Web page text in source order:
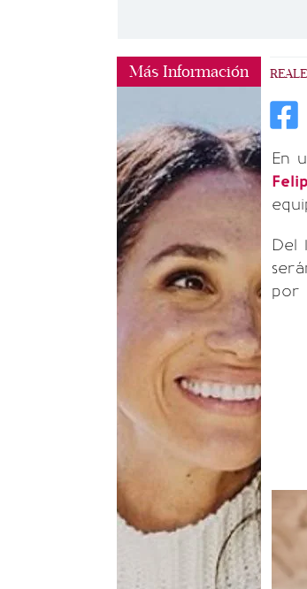
Más Información
En
Del
por